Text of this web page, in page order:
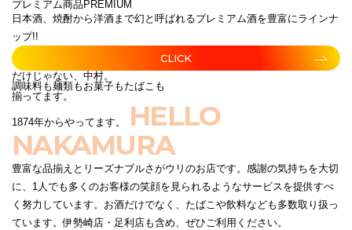
プレミアム商品 PREMIUM
日本酒、焼酎から洋酒まで幻と呼ばれるプレミアム酒を豊富にラインナ
ップ!!
CLICK
だけじゃない、中村。
調味料も麺類もお菓子もたばこも
揃ってます。
1874年からやってます。
HELLO
NAKAMURA
豊富な品揃えとリーズナブルさがウリのお店です。感謝の気持ちを大切
に、1人でも多くのお客様の笑顔を見られるようなサービスを提供すべ
く努力しています。お酒だけでなく、たばこや飲料なども多数取り扱っ
ています。伊勢崎店・足利店も含め、ぜひご利用ください。